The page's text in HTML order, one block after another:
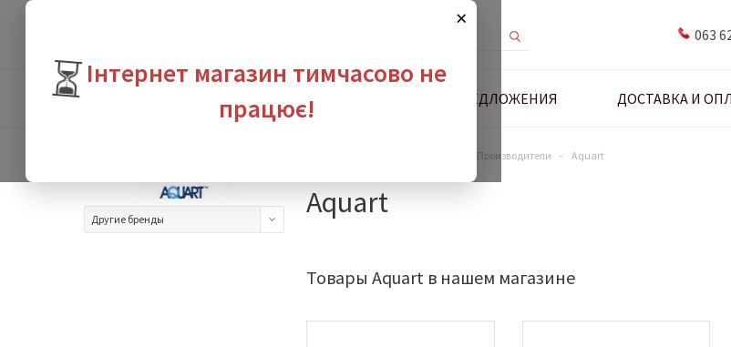
×
⏳Інтернет магазин тимчасово не
працює!
063
ВЫГОДНЫЕ ПРЕДЛОЖЕНИЯ ДОСТАВКА И
Другие бренды
Производители - Aquart
Aquart
Товары Aquart в нашем магазине